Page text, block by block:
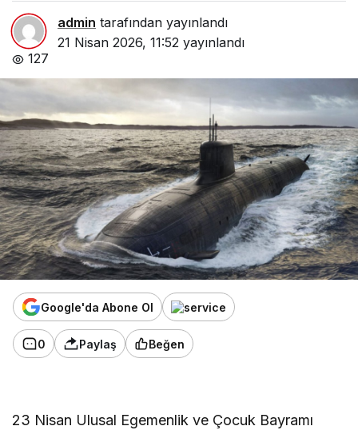
admin tarafından yayınlandı
21 Nisan 2026, 11:52 yayınlandı
127
Google'da Abone Ol
0 Paylaş Beğen
23 Nisan Ulusal Egemenlik ve Çocuk Bayramı